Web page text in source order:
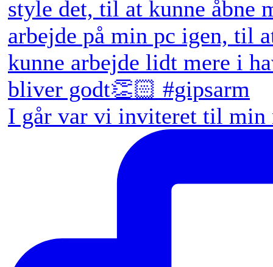
I går var vi inviteret til min